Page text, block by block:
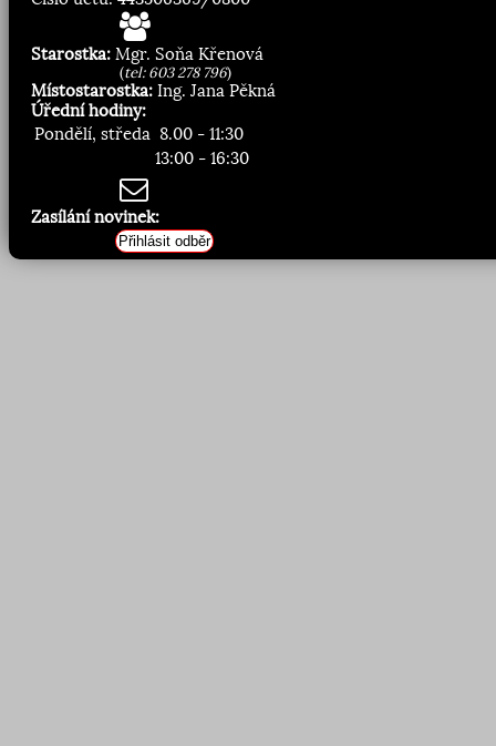
Starostka: Mgr. Soňa Křenová
(tel: 603 278 796)
Místostarostka: Ing. Jana Pěkná
Úřední hodiny:
Pondělí, středa 8.00 - 11:30
13:00 - 16:30
Zasílání novinek:
Přihlásit odběr